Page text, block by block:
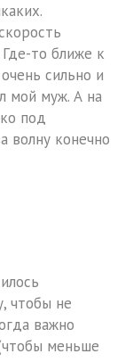
то ближе к
сильно и
мой муж. А на
под
волну конечно
чтобы не
важно
меньше